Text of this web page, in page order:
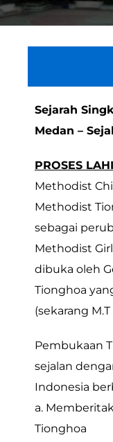
Sejarah
Medan –
PROSES
Methodist
Methodist
sebagai
Methodist
dibuka oleh
Tionghoa
(sekarang
Pembukaan
sejalan
Indonesia
a.
Tionghoa